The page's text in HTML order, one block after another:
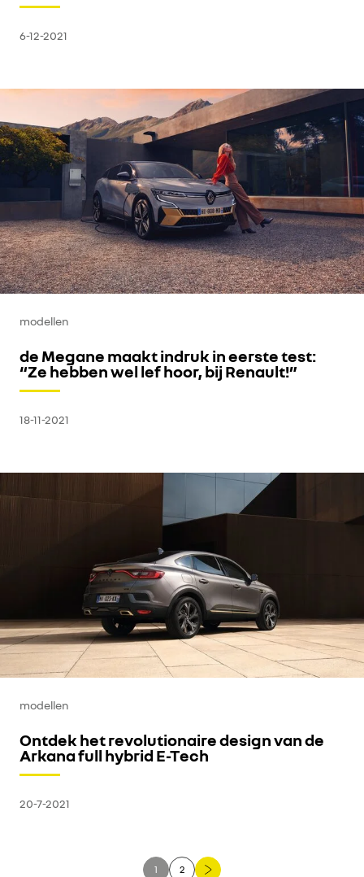
6-12-2021
modellen
de Megane maakt indruk in eerste test:
“Ze hebben wel lef hoor, bij Renault!”
18-11-2021
modellen
Ontdek het revolutionaire design van de
Arkana full hybrid E-Tech
20-7-2021
1 2